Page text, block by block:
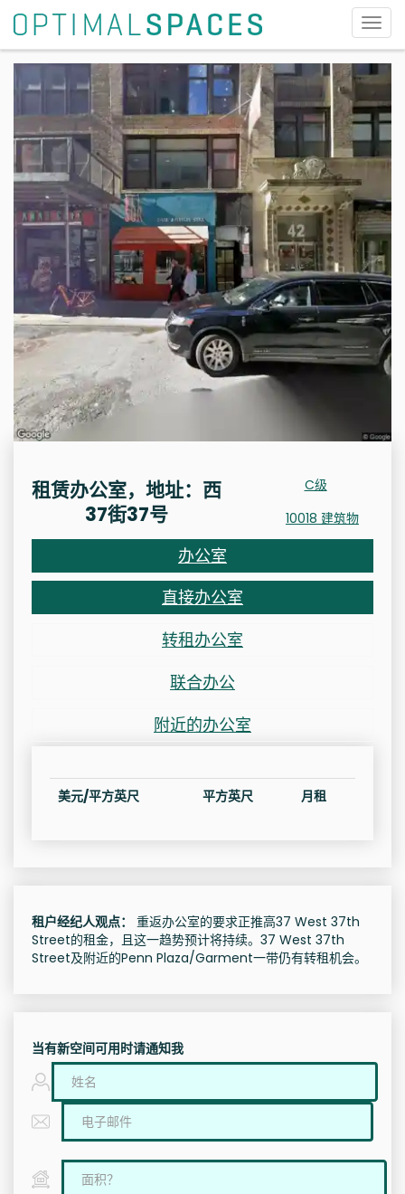
切
换
导
航
租赁办公室，地址：西
37街37号
C级
10018 建筑物
办公室
直接办公室
转租办公室
联合办公
附近的办公室
美元/平方英尺 平方英尺 月租
租户经纪人观点：
重返办公室的要求正推高37 West 37th
Street的租金，且这一趋势预计将持续。37 West 37th
Street及附近的Penn Plaza/Garment一带仍有转租机会。
当有新空间可用时请通知我